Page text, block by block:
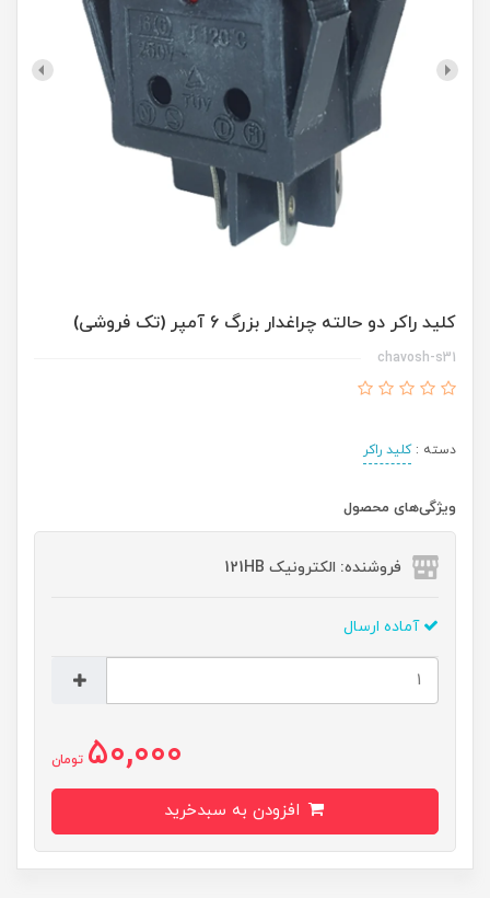
کلید راکر دو حالته چراغدار بزرگ 6 آمپر (تک فروشی)
chavosh-s31
دسته :کلید راکر
ویژگی‌های محصول
فروشنده: الکترونیک 121HB
آماده ارسال
50,000 تومان